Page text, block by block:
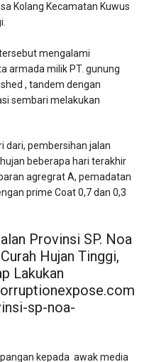
Kolang Kecamatan Kuwus
mengalami
armada milik PT. gunung
, tandem dengan
sembari melakukan
dari, pembersihan jalan
beberapa hari terakhir
agregrat A, pemadatan
prime Coat 0,7 dan 0,3
Provinsi SP. Noa
Hujan Tinggi,
Lakukan
sp-noa-
kepada awak media